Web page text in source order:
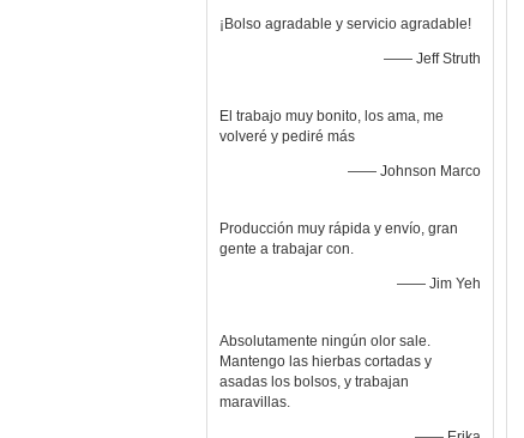
¡Bolso agradable y servicio agradable!
—— Jeff Struth
El trabajo muy bonito, los ama, me
volveré y pediré más
—— Johnson Marco
Producción muy rápida y envío, gran
gente a trabajar con.
—— Jim Yeh
Absolutamente ningún olor sale.
Mantengo las hierbas cortadas y
asadas los bolsos, y trabajan
maravillas.